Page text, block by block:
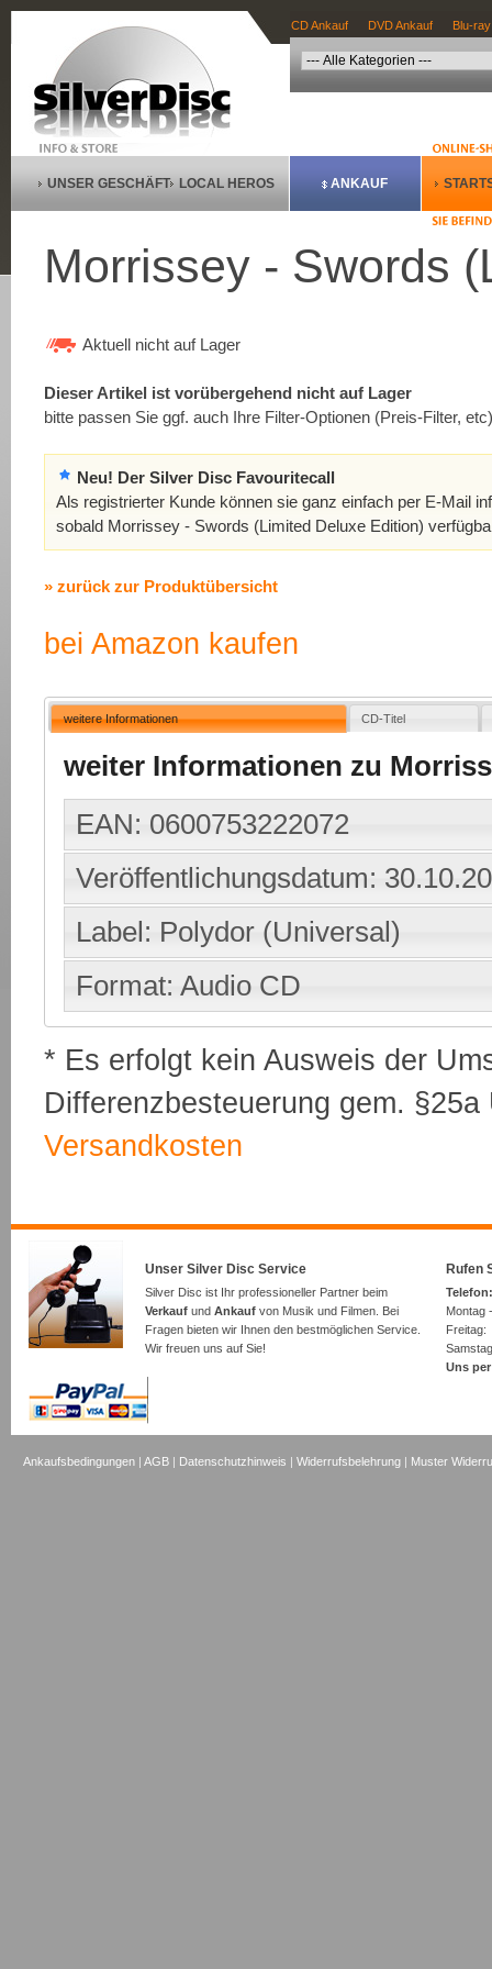
CD Ankauf DVD Ankauf Blu-
UNSER GESCHÄFT LOCAL HEROS ANKAUF
Morrissey - Swords
Aktuell nicht auf Lager
Dieser Artikel ist vorübergehend nicht auf Lager
bitte passen Sie ggf. auch Ihre Filter-Optionen (Preis-Filter,
Neu! Der Silver Disc Favouritecall
Als registrierter Kunde können sie ganz einfach per E-Mail
sobald Morrissey - Swords (Limited Deluxe Edition)
» zurück zur Produktübersicht
bei Amazon kaufen
weitere Informationen CD-Titel
weiter Informationen zu
EAN: 0600753222072
Veröffentlichungsdatum:
Label: Polydor (Universal)
Format: Audio CD
* Es erfolgt kein Ausweis der
Differenzbesteuerung gem.
Versandkosten
Unser Silver Disc Service
Silver Disc ist Ihr professioneller Partner beim
Verkauf und Ankauf von Musik und Filmen. Bei
Fragen bieten wir Ihnen den bestmöglichen Service.
Wir freuen uns auf Sie!
Rufen
Montag
Uns
Ankaufsbedingungen |AGB | Datenschutzhinweis |Widerrufsbelehrung | Muster